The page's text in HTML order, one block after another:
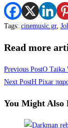
Tags: cinemusic.gr,
Read more
Previous PostΟ Taika
Next PostΗ Pixar
You Might Also